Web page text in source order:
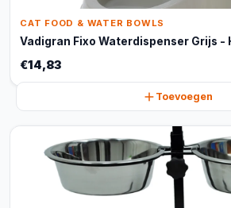
CAT FOOD & WATER BOWLS
Vadigran Fixo Waterdispenser Grijs -
€14,83
Toevoegen